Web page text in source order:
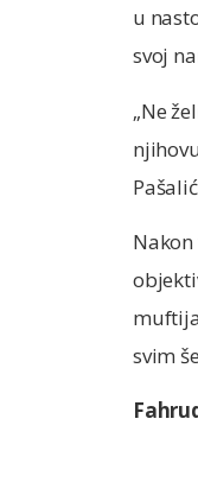
u
svoj
„Ne
svim